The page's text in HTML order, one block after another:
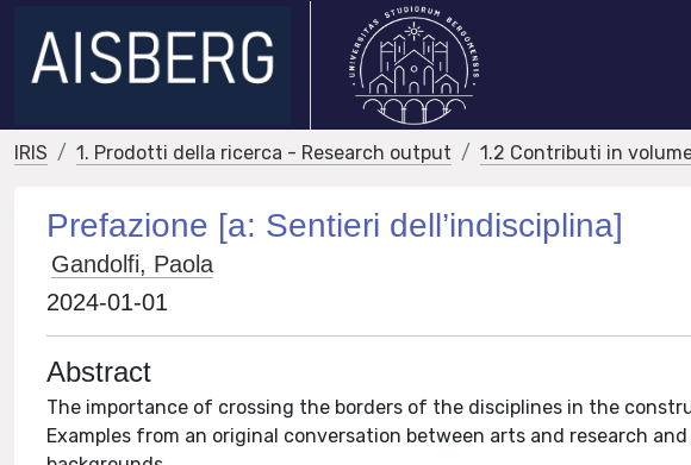
IRIS 1. Prodotti della ricerca - Research output 1.2 Contributi in
Prefazione [a: Sentieri dell’indisciplina]
Gandolfi, Paola
2024-01-01
Abstract
The importance of crossing the borders of the disciplines in the
Examples from an original conversation between arts and research